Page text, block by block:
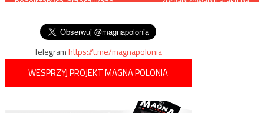
Telegramhttps://t.me/magnapolonia
WESPRZYJ PROJEKT MAGNA POLONIA